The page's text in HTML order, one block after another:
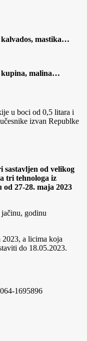
mastika…
kupina, malina…
u boci od 0,5 litara i
izvan Republke
sastavljen od velikog
tri tehnologa iz
27-28. maja 2023
godinu
a licima koja
do 18.05.2023.
1695896